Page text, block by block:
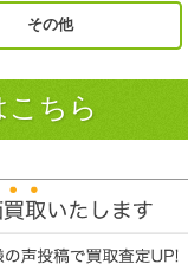
その他
こちら